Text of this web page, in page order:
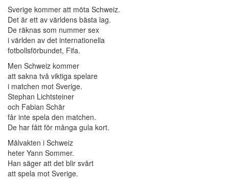
Sverige kommer att möta Schweiz.
Det är ett av världens bästa lag.
De räknas som nummer sex
i världen av det internationella
fotbollsförbundet, Fifa.
Men Schweiz kommer
att sakna två viktiga spelare
i matchen mot Sverige.
Stephan Lichtsteiner
och Fabian Schär
får inte spela den matchen.
De har fått för många gula kort.
Målvakten i Schweiz
heter Yann Sommer.
Han säger att det blir svårt
att spela mot Sverige.